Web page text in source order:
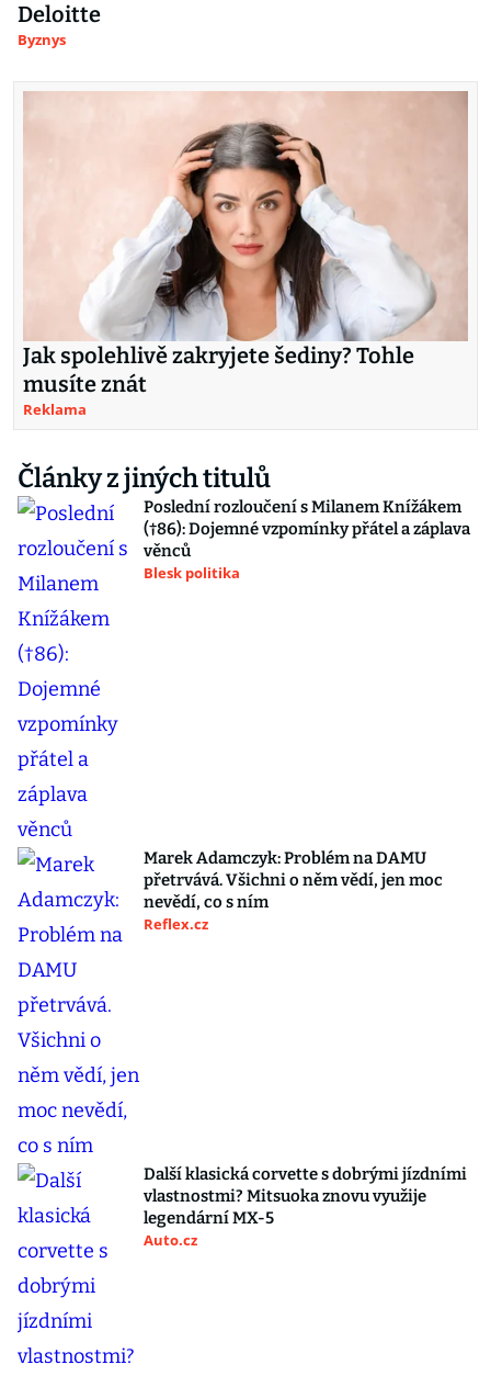
Deloitte
Byznys
Jak spolehlivě zakryjete šediny? Tohle
musíte znát
Reklama
Články z jiných titulů
Poslední rozloučení s Milanem Knížákem
(†86): Dojemné vzpomínky přátel a záplava
věnců
Blesk politika
Marek Adamczyk: Problém na DAMU
přetrvává. Všichni o něm vědí, jen moc
nevědí, co s ním
Reflex.cz
Další klasická corvette s dobrými jízdními
vlastnostmi? Mitsuoka znovu využije
legendární MX-5
Auto.cz